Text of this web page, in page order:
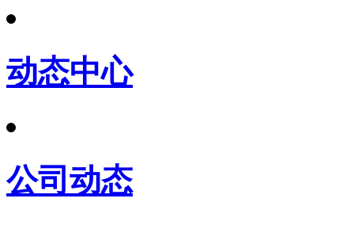
动态中心
公司动态